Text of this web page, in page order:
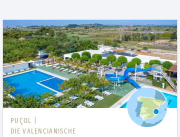
PUÇOL |
DIE VALENCIANISCHE